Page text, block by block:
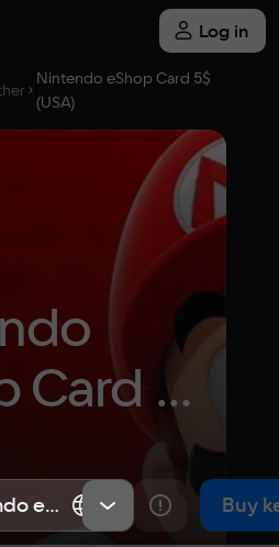
Log in
Nintendo eShop Card 5$
(USA)
Card
Key Nintendo eShop США Buy
Key Nintendo eShop США